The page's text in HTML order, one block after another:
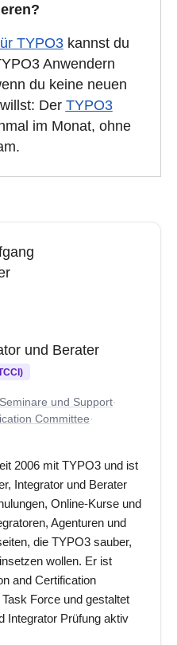
TYPO3kannst du
Anwendern
du keine neuen
Der TYPO3
im Monat, ohne
und Berater
und Support·
Committee·
2006 mit TYPO3 und ist
Integrator und Berater
Online-Kurse und
Agenturen und
die TYPO3 sauber,
wollen. Er ist
and Certification
Force und gestaltet
Integrator Prüfung aktiv